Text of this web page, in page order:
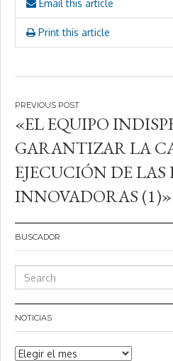
Email this article
Print this article
Navegación
de
entradas
«EL EQUIPO
GARANTIZAR LA
EJECUCIÓN DE LAS
INNOVADORAS (1)»
BUSCADOR
NOTICIAS
Noticias